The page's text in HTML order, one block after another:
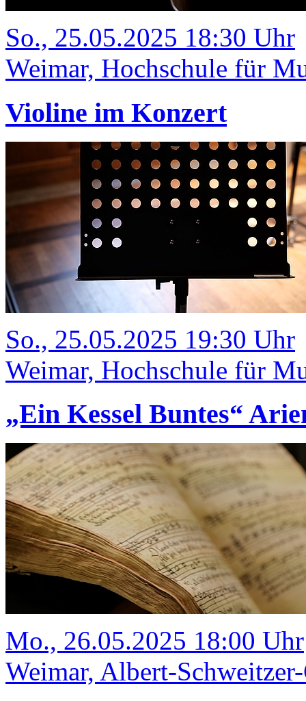
So., 25.05.2025 18:30 Uhr
Weimar, Hochschule für
Violine im Konzert
So., 25.05.2025 19:30 Uhr
Weimar, Hochschule für
„Ein Kessel Buntes“
Mo., 26.05.2025 18:00 Uhr
Weimar, Albert-